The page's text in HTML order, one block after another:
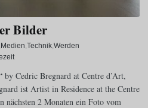
Bilder
Medien Technik Werden
Cedric Bregnard at Centre d’Art,
ist Artist in Residence at the Centre
2 Monaten ein Foto vom